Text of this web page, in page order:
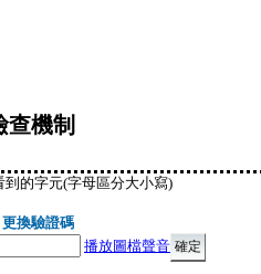
查機制
的字元(字母區分大小寫)
更換驗證碼
播放圖檔聲音